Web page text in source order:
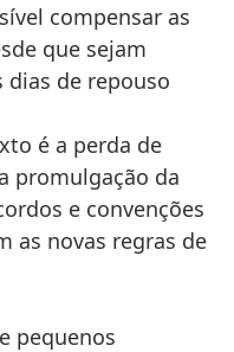
compensar as
que sejam
de repouso
é a perda de
promulgação da
e convenções
as novas regras de
pequenos